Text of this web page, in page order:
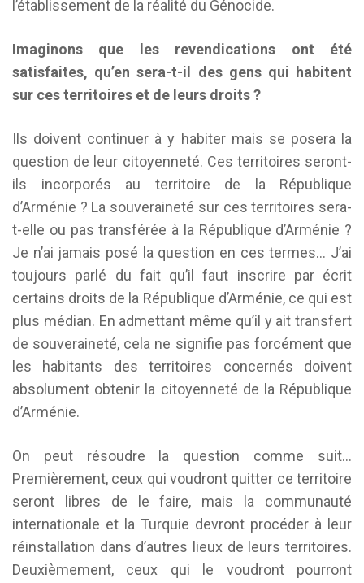
l’établissement de la réalité du Génocide.
Imaginons que les revendications ont été
satisfaites, qu’en sera-t-il des gens qui habitent
sur ces territoires et de leurs droits ?
Ils doivent continuer à y habiter mais se posera la
question de leur citoyenneté. Ces territoires seront-
ils incorporés au territoire de la République
d’Arménie ? La souveraineté sur ces territoires sera-
t-elle ou pas transférée à la République d’Arménie ?
Je n’ai jamais posé la question en ces termes… J’ai
toujours parlé du fait qu’il faut inscrire par écrit
certains droits de la République d’Arménie, ce qui est
plus médian. En admettant même qu’il y ait transfert
de souveraineté, cela ne signifie pas forcément que
les habitants des territoires concernés doivent
absolument obtenir la citoyenneté de la République
d’Arménie.
On peut résoudre la question comme suit…
Premièrement, ceux qui voudront quitter ce territoire
seront libres de le faire, mais la communauté
internationale et la Turquie devront procéder à leur
réinstallation dans d’autres lieux de leurs territoires.
Deuxièmement, ceux qui le voudront pourront